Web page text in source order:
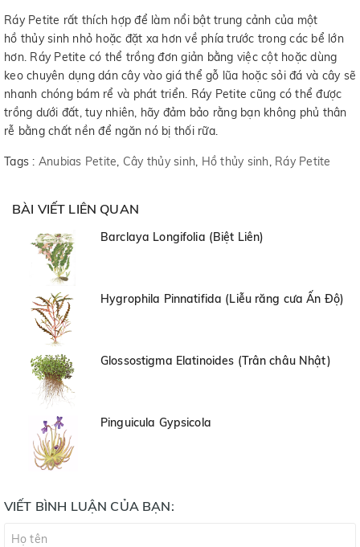
Ráy Petite rất thích hợp để làm nổi bật trung cảnh của một
hồ thủy sinh nhỏ hoặc đặt xa hơn về phía trước trong các bể lớn
hơn. Ráy Petite có thể trồng đơn giản bằng việc cột hoặc dùng
keo chuyên dụng dán cây vào giá thể gỗ lũa hoặc sỏi đá và cây sẽ
nhanh chóng bám rể và phát triển. Ráy Petite cũng có thể được
trồng dưới đất, tuy nhiên, hãy đảm bảo rằng bạn không phủ thân
rễ bằng chất nền để ngăn nó bị thối rữa.
Tags : Anubias Petite, Cây thủy sinh, Hồ thủy sinh, Ráy Petite
BÀI VIẾT LIÊN QUAN
Barclaya Longifolia (Biệt Liên)
Hygrophila Pinnatifida (Liễu răng cưa Ấn Độ)
Glossostigma Elatinoides (Trân châu Nhật)
Pinguicula Gypsicola
VIẾT BÌNH LUẬN CỦA BẠN: